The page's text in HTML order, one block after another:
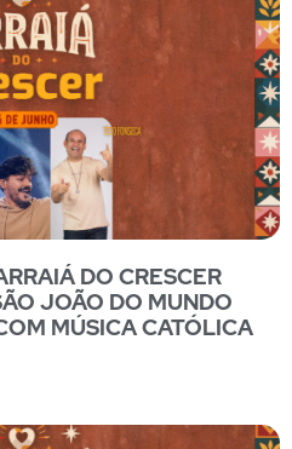
DO CRESCER
JOÃO DO MUNDO
MÚSICA CATÓLICA